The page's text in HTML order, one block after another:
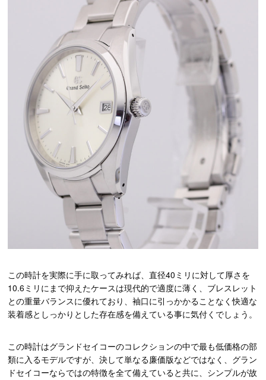
この時計を実際に手に取ってみれば、直径40ミリに対して厚さを
10.6ミリにまで抑えたケースは現代的で適度に薄く、ブレスレット
との重量バランスに優れており、袖口に引っかかることなく快適な
装着感としっかりとした存在感を備えている事に気付くでしょう。
この時計はグランドセイコーのコレクションの中で最も低価格の部
類に入るモデルですが、決して単なる廉価版などではなく、グラン
ドセイコーならではの特徴を全て備えていると共に、シンプルが故